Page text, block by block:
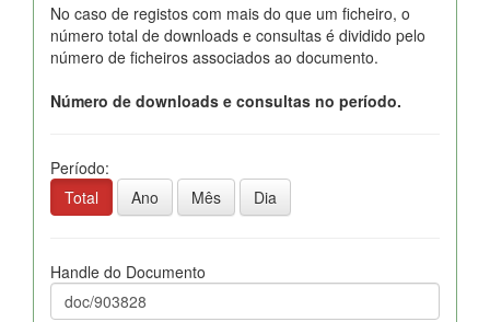
No caso de registos com mais do que um ficheiro, o
número total de downloads e consultas é dividido pelo
número de ficheiros associados ao documento.
Número de downloads e consultas no período.
Período:
Total
Ano Mês Dia
Handle do Documento